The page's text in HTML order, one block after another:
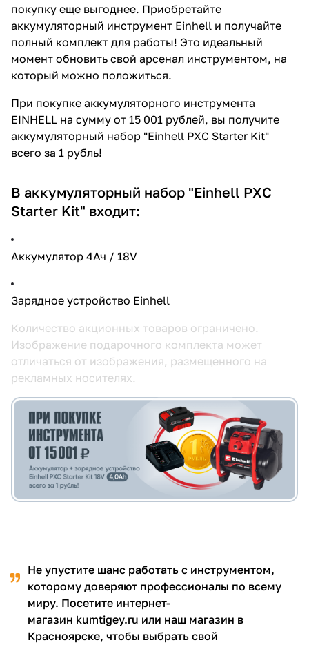
покупку еще выгоднее. Приобретайте
аккумуляторный инструмент Einhell и получайте
полный комплект для работы! Это идеальный
момент обновить свой арсенал инструментом, на
который можно положиться.
При покупке аккумуляторного инструмента
EINHELL на сумму от 15 001 рублей, вы получите
аккумуляторный набор "Einhell PXC Starter Kit"
всего за 1 рубль!
В аккумуляторный набор "Einhell PXC
Starter Kit" входит:
Аккумулятор 4Ач / 18V
Зарядное устройство Einhell
Количество акционных товаров ограничено.
Изображение подарочного комплекта может
отличаться от изображения, размещенного на
рекламных носителях.
Не упустите шанс работать с инструментом,
которому доверяют профессионалы по всему
миру. Посетите интернет-
магазин kumtigey.ru или наш магазин в
Красноярске, чтобы выбрать свой
Подробнее
об оплате Плайтом
25
раз в 2 недели
Остались вопросы?
8 800 302-02-51
plait.ru